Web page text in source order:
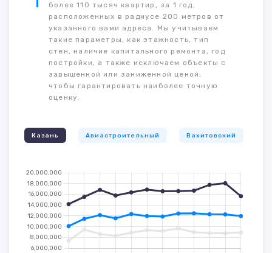
более 110 тысяч квартир, за 1 год,
расположенных в радиусе 200 метров от
указанного вами адреса. Мы учитываем
такие параметры, как этажность, тип
стен, наличие капитального ремонта, год
постройки, а также исключаем объекты с
завышенной или заниженной ценой,
чтобы гарантировать наиболее точную
оценку.
Казань Авиастроительный Вахитовский